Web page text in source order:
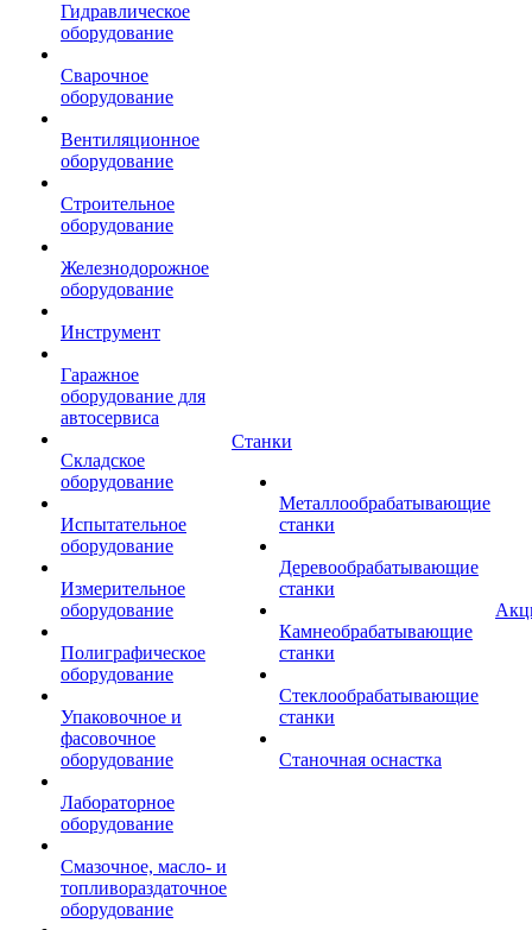
Гидравлическое
оборудование
Сварочное
оборудование
Вентиляционное
оборудование
Строительное
оборудование
Железнодорожное
оборудование
Инструмент
Гаражное
оборудование для
автосервиса
Складское
оборудование
Испытательное
оборудование
Измерительное
оборудование
Полиграфическое
оборудование
Упаковочное и
фасовочное
оборудование
Лабораторное
оборудование
Смазочное, масло- и
топливораздаточное
оборудование
Станки
Металлообрабатывающие
станки
Деревообрабатывающие
станки
Камнеобрабатывающие
станки
Стеклообрабатывающие
станки
Станочная оснастка